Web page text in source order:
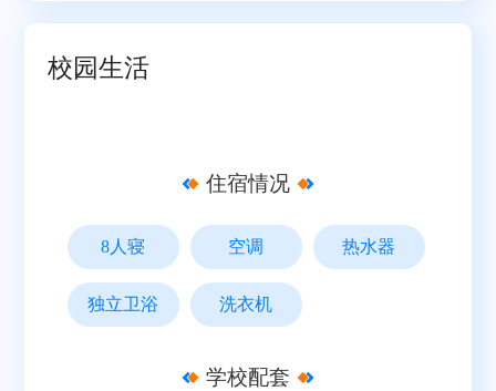
校园生活
住宿情况
8人寝
8人寝
空调
空调
热水器
独立卫浴 洗衣机
洗衣机
学校配套